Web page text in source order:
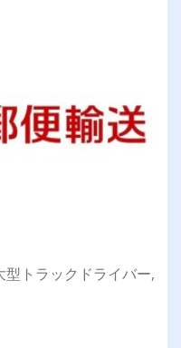
トラックドライバー,